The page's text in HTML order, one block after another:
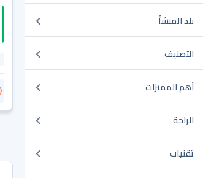
بلد المنشأ
التصنيف
أهم المميزات
الراحة
تقنيات